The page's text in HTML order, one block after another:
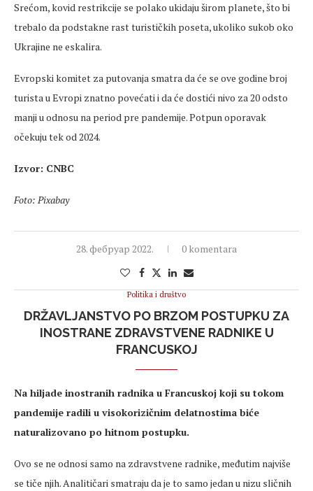
Srećom, kovid restrikcije se polako ukidaju širom planete, što bi
trebalo da podstakne rast turističkih poseta, ukoliko sukob oko
Ukrajine ne eskalira.
Evropski komitet za putovanja smatra da će se ove godine broj
turista u Evropi znatno povećati i da će dostići nivo za 20 odsto
manji u odnosu na period pre pandemije. Potpun oporavak
očekuju tek od 2024.
Izvor: CNBC
Foto: Pixabay
28. фебруар 2022. 0 komentara
Politika i društvo
DRŽAVLJANSTVO PO BRZOM POSTUPKU ZA
INOSTRANE ZDRAVSTVENE RADNIKE U
FRANCUSKOJ
Na hiljade inostranih radnika u Francuskoj koji su tokom
pandemije radili u visokorizičnim delatnostima biće
naturalizovano po hitnom postupku.
Ovo se ne odnosi samo na zdravstvene radnike, međutim najviše
se tiče njih. Analitičari smatraju da je to samo jedan u nizu sličnih